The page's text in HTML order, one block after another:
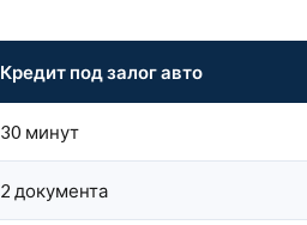
Кредит под залог авто
30 минут
2 документа